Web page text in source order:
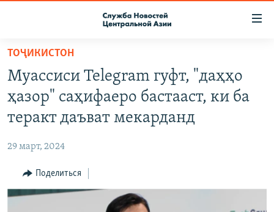
Вернуться
основному
содержанию
Вернутся
главной
навигации
Вернутся
поиску
ПОДПИСКА
КОНТАКТЫ
НАСТОЯЩЕЕ ВРЕМЯ
МИГРАНТ МЕДИА
ТОҶИКИСТОН
Муассиси Telegram гуфт, "даҳҳо
ҳазор" саҳифаеро бастааст, ки ба
теракт даъват мекарданд
29 март, 2024
Поделиться